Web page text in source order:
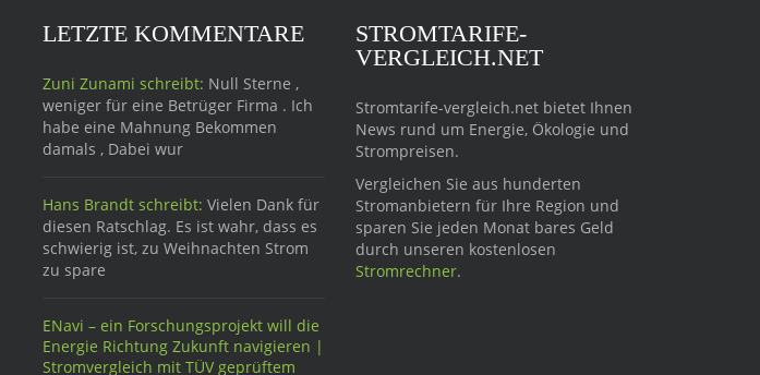
LETZTE KOMMENTARE
Zuni Zunami schreibt: Null Sterne ,
weniger für eine Betrüger Firma . Ich
habe eine Mahnung Bekommen
damals , Dabei wur
Hans Brandt schreibt: Vielen Dank für
diesen Ratschlag. Es ist wahr, dass es
schwierig ist, zu Weihnachten Strom
zu spare
ENavi – ein Forschungsprojekt will die
Energie Richtung Zukunft navigieren |
Stromvergleich mit TÜV geprüftem
STROMTARIFE-
VERGLEICH.NET
Stromtarife-vergleich.net bietet Ihnen
News rund um Energie, Ökologie und
Strompreisen.
Vergleichen Sie aus hunderten
Stromanbietern für Ihre Region und
sparen Sie jeden Monat bares Geld
durch unseren kostenlosen
Stromrechner.